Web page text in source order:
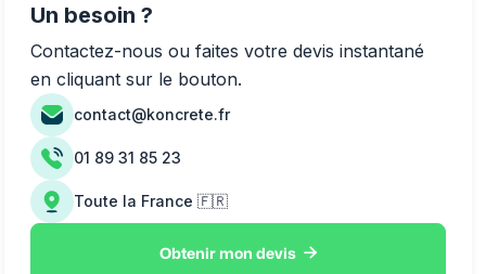
Un besoin ?
Contactez-nous ou faites votre devis instantané
en cliquant sur le bouton.
contact@koncrete.fr
01 89 31 85 23
Toute la France 🇫🇷
Obtenir mon devis 